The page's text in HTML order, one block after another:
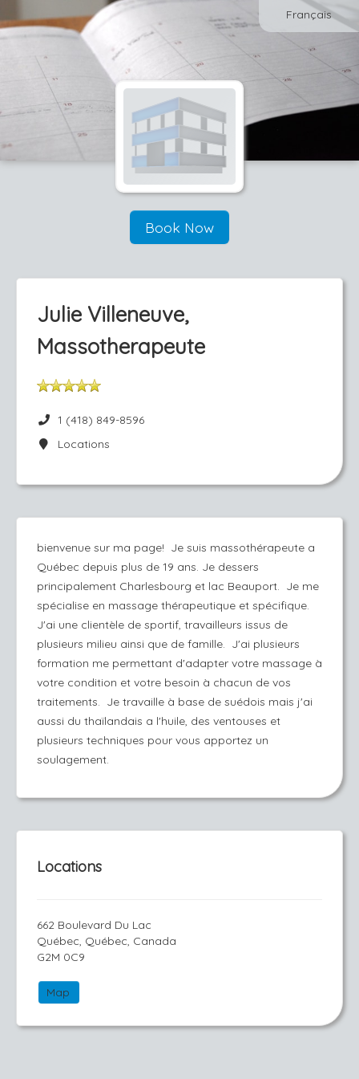
Français
Book Now
Julie Villeneuve,
Massotherapeute
1 (418) 849-8596
Locations
bienvenue sur ma page! Je suis massothérapeute a
Québec depuis plus de 19 ans. Je dessers
principalement Charlesbourg et lac Beauport. Je me
spécialise en massage thérapeutique et spécifique.
J'ai une clientèle de sportif, travailleurs issus de
plusieurs milieu ainsi que de famille. J'ai plusieurs
formation me permettant d'adapter votre massage à
votre condition et votre besoin à chacun de vos
traitements. Je travaille à base de suédois mais j'ai
aussi du thaïlandais a l'huile, des ventouses et
plusieurs techniques pour vous apportez un
soulagement.
Locations
662 Boulevard Du Lac
Québec, Québec, Canada
G2M 0C9
Map